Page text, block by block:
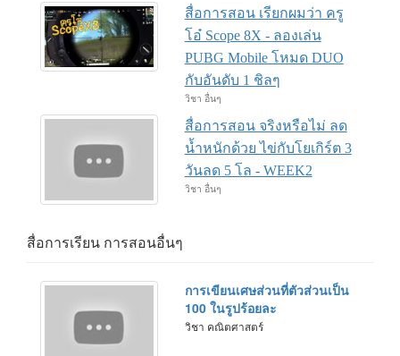
สื่อการสอน เรียกผมว่า ครู
โอ๋ Scope 8X - ลองเล่น
PUBG Mobile โหมด DUO
กับอันดับ 1 ชิลๆ
วิชา อื่นๆ
สื่อการสอน จริงหรือไม่ ลด
น้ำหนักด้วย ไข่กับโยเกิร์ต 3
วันลด 5 โล - WEEK2
วิชา อื่นๆ
สื่อการเรียน การสอนอื่นๆ
การเขียนเศษส่วนที่ตัวส่วนเป็น
100 ในรูปร้อยละ
วิชา คณิตศาสตร์